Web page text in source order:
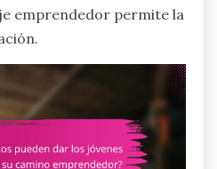
emprendedor permite la